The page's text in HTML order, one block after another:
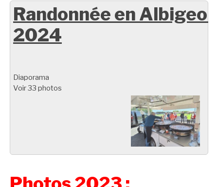
Randonnée en
2024
Diaporama
Voir 33 photos